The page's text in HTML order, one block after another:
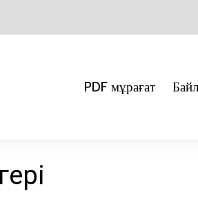
PDF мұрағат